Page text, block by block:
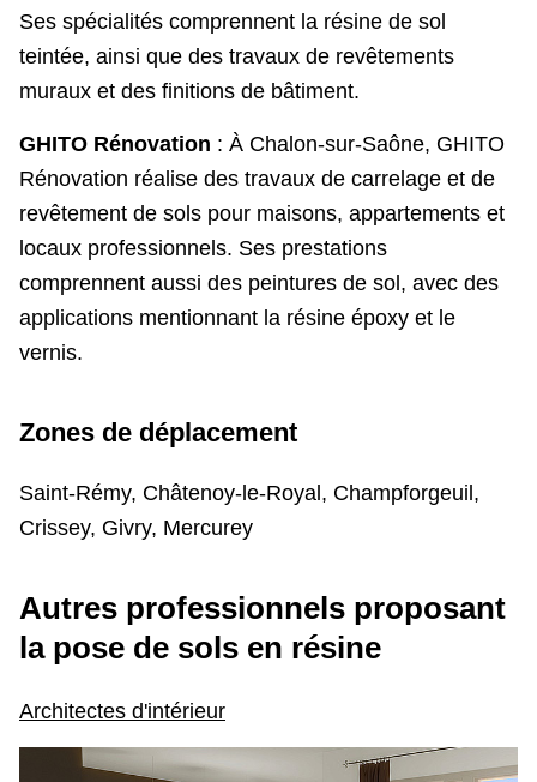
Ses spécialités comprennent la résine de sol
teintée, ainsi que des travaux de revêtements
muraux et des finitions de bâtiment.
GHITO Rénovation : À Chalon-sur-Saône, GHITO
Rénovation réalise des travaux de carrelage et de
revêtement de sols pour maisons, appartements et
locaux professionnels. Ses prestations
comprennent aussi des peintures de sol, avec des
applications mentionnant la résine époxy et le
vernis.
Zones de déplacement
Saint-Rémy, Châtenoy-le-Royal, Champforgeuil,
Crissey, Givry, Mercurey
Autres professionnels proposant
la pose de sols en résine
Architectes d'intérieur